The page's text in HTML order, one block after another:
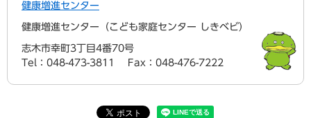
健康増進センター
健康増進センター（こども家庭センター しきベビ）
志木市幸町3丁目4番70号
Tel：048-473-3811
Fax：048-476-7222